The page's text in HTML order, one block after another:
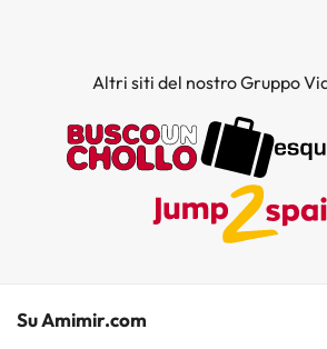
Altri siti del nostro Gruppo
Su Amimir.com